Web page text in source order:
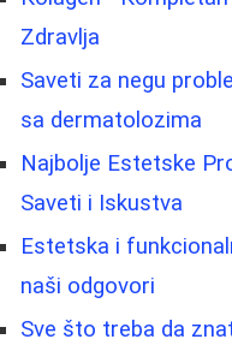
Zdravlja
Saveti za negu
sa dermatolozima
Najbolje Estetske
Saveti i Iskustva
Estetska i
naši odgovori
Sve što treba da